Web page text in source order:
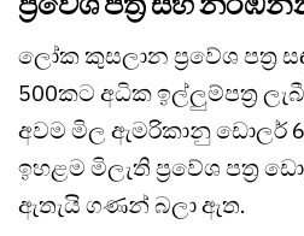
ලෝක කුසලාන ප්‍රවේශ පත්‍ර
500කට අධික ඉල්ලුම්පත්‍ර
අවම මිල ඇමරිකානු ඩොලර්
ඉහළම මිලැති ප්‍රවේශ පත්‍ර
ඇතැයි ගණන් බලා ඇත.